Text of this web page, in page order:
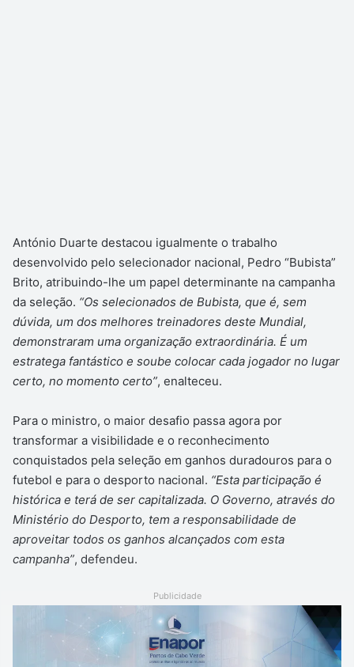
António Duarte destacou igualmente o trabalho
desenvolvido pelo selecionador nacional, Pedro “Bubista”
Brito, atribuindo-lhe um papel determinante na campanha
da seleção. “Os selecionados de Bubista, que é, sem
dúvida, um dos melhores treinadores deste Mundial,
demonstraram uma organização extraordinária. É um
estratega fantástico e soube colocar cada jogador no lugar
certo, no momento certo”, enalteceu.
Para o ministro, o maior desafio passa agora por
transformar a visibilidade e o reconhecimento
conquistados pela seleção em ganhos duradouros para o
futebol e para o desporto nacional. “Esta participação é
histórica e terá de ser capitalizada. O Governo, através do
Ministério do Desporto, tem a responsabilidade de
aproveitar todos os ganhos alcançados com esta
campanha”, defendeu.
Publicidade